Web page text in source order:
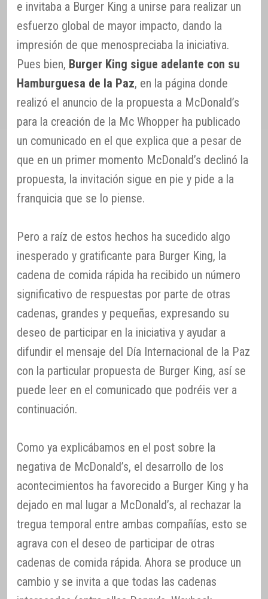
e invitaba a Burger King a unirse para realizar un
esfuerzo global de mayor impacto, dando la
impresión de que menospreciaba la iniciativa.
Pues bien, Burger King sigue adelante con su
Hamburguesa de la Paz, en la página donde
realizó el anuncio de la propuesta a McDonald’s
para la creación de la Mc Whopper ha publicado
un comunicado en el que explica que a pesar de
que en un primer momento McDonald’s declinó la
propuesta, la invitación sigue en pie y pide a la
franquicia que se lo piense.
Pero a raíz de estos hechos ha sucedido algo
inesperado y gratificante para Burger King, la
cadena de comida rápida ha recibido un número
significativo de respuestas por parte de otras
cadenas, grandes y pequeñas, expresando su
deseo de participar en la iniciativa y ayudar a
difundir el mensaje del Día Internacional de la Paz
con la particular propuesta de Burger King, así se
puede leer en el comunicado que podréis ver a
continuación.
Como ya explicábamos en el post sobre la
negativa de McDonald’s, el desarrollo de los
acontecimientos ha favorecido a Burger King y ha
dejado en mal lugar a McDonald’s, al rechazar la
tregua temporal entre ambas compañías, esto se
agrava con el deseo de participar de otras
cadenas de comida rápida. Ahora se produce un
cambio y se invita a que todas las cadenas